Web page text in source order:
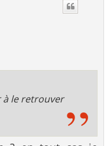
à le retrouver